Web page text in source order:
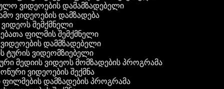
ვიდეოების დამამზადებელი
ვიდეოების დამზადება
ვიდეოს შემქმნელი
ფილმის შემქმნელი
ვიდეოების დამმზადებელი
ტურის ვიდეომზიებელი
მედიის ვიდეოს მომზადების პროგრამა
ვიდეოების შექმნა
ფილმების დამზადების პროგრამა